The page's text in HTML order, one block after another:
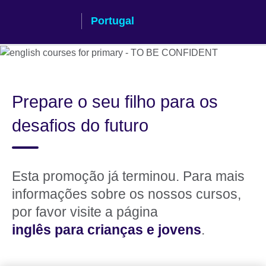
Portugal
Prepare o seu filho para os
desafios do futuro
Esta promoção já terminou. Para mais
informações sobre os nossos cursos,
por favor visite a página
inglês para crianças e jovens.